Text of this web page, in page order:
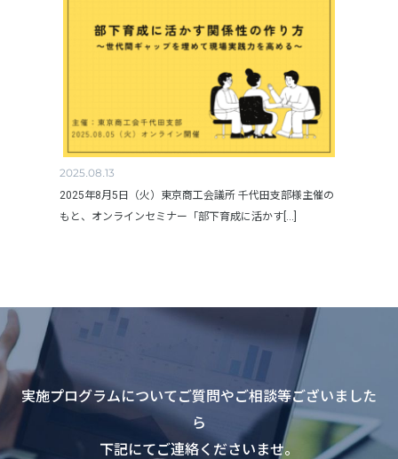
2025.08.13
2025年8月5日（火）東京商工会議所 千代田支部様主催の
もと、オンラインセミナー「部下育成に活かす[...]
実施プログラムについてご質問やご相談等ございました
ら
下記にてご連絡くださいませ。